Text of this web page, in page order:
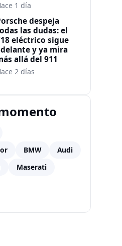
1 día
despeja
las dudas: el
eléctrico sigue
y ya mira
allá del 911
2 días
BMW
Audi
Maserati